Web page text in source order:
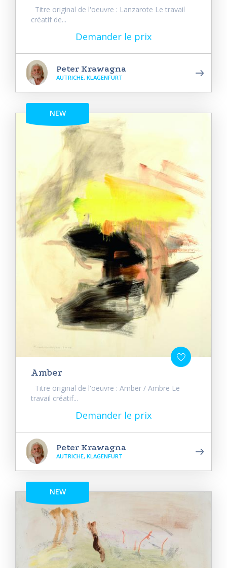
Titre original de l'oeuvre : Lanzarote Le travail
créatif de...
Demander le prix
Peter Krawagna
AUTRICHE, KLAGENFURT
NEW
Amber
Titre original de l'oeuvre : Amber / Ambre Le
travail créatif...
Demander le prix
Peter Krawagna
AUTRICHE, KLAGENFURT
NEW